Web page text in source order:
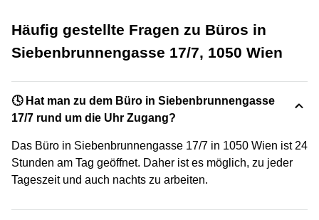
Häufig gestellte Fragen zu Büros in
Siebenbrunnengasse 17/7, 1050 Wien
🕓 Hat man zu dem Büro in Siebenbrunnengasse
17/7 rund um die Uhr Zugang?
Das Büro in Siebenbrunnengasse 17/7 in 1050 Wien ist 24
Stunden am Tag geöffnet. Daher ist es möglich, zu jeder
Tageszeit und auch nachts zu arbeiten.